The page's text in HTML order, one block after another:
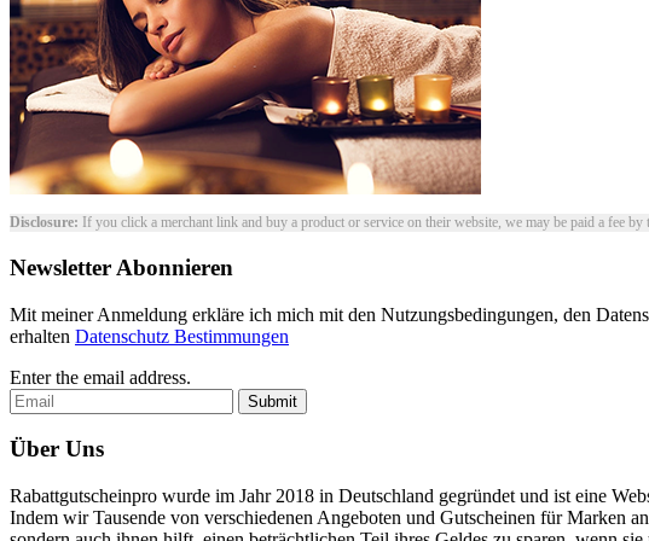
Disclosure: If you click a merchant link and buy a product or service on their website, we may be paid a fee by
Newsletter Abonnieren
Mit meiner Anmeldung erkläre ich mich mit den Nutzungsbedingungen, den
erhalten Datenschutz Bestimmungen
Enter the email address.
Submit
Über Uns
Rabattgutscheinpro wurde im Jahr 2018 in Deutschland gegründet und ist eine
Indem wir Tausende von verschiedenen Angeboten und Gutscheinen für Marken